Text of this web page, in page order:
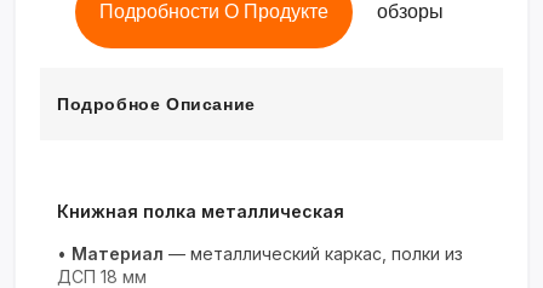
Подробности О Продукте обзоры
Подробное Описание
Книжная полка металлическая
• Материал — металлический каркас, полки из
ДСП 18 мм